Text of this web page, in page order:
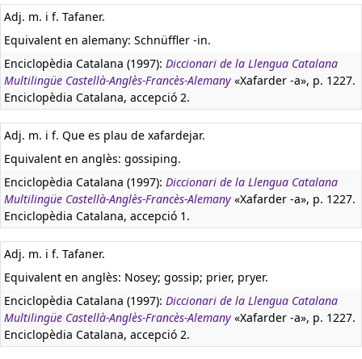
Adj. m. i f. Tafaner.
Equivalent en alemany: Schnüffler -in.
Enciclopèdia Catalana (1997): Diccionari de la Llengua Catalana
Multilingüe Castellà-Anglès-Francès-Alemany «Xafarder -a», p. 1227.
Enciclopèdia Catalana, accepció 2.
Adj. m. i f. Que es plau de xafardejar.
Equivalent en anglès: gossiping.
Enciclopèdia Catalana (1997): Diccionari de la Llengua Catalana
Multilingüe Castellà-Anglès-Francès-Alemany «Xafarder -a», p. 1227.
Enciclopèdia Catalana, accepció 1.
Adj. m. i f. Tafaner.
Equivalent en anglès: Nosey; gossip; prier, pryer.
Enciclopèdia Catalana (1997): Diccionari de la Llengua Catalana
Multilingüe Castellà-Anglès-Francès-Alemany «Xafarder -a», p. 1227.
Enciclopèdia Catalana, accepció 2.